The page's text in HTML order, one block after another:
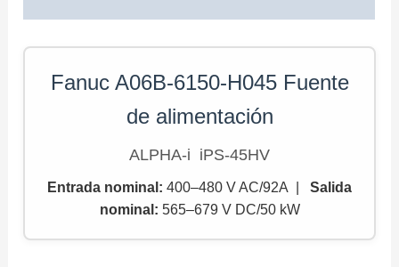
Fanuc A06B-6150-H045 Fuente
de alimentación
ALPHA-i iPS-45HV
Entrada nominal: 400–480 V AC/92A | Salida
nominal : 565–679 V DC/50 kW